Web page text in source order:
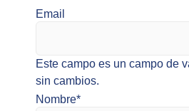
Email
Este campo es un campo de
sin cambios.
Nombre*